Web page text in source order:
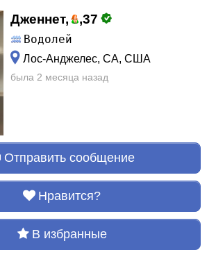
Дженнет, ,37
Водолей
Лос-Анджелес, CA, США
была 2 месяца назад
Отправить сообщение
Нравится?
В избранные